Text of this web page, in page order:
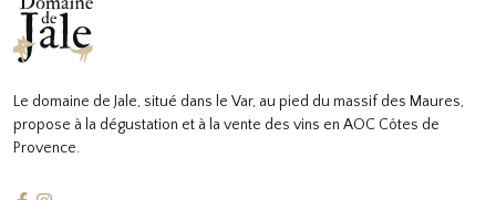
Le domaine de Jale, situé dans le Var, au pied du massif des Maures,
propose à la dégustation et à la vente des vins en AOC Côtes de
Provence.